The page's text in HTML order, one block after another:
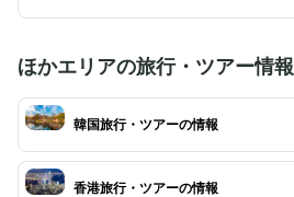
ほかエリアの旅行・ツアー情報
韓国旅行・ツアーの情報
香港旅行・ツアーの情報